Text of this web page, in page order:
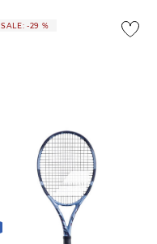
SALE: -29 %